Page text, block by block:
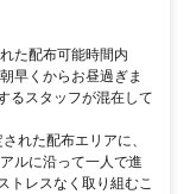
た配布可能時間内
早くからお昼過ぎま
るスタッフが混在して
れた配布エリアに、
ルに沿って一人で進
トレスなく取り組むこ